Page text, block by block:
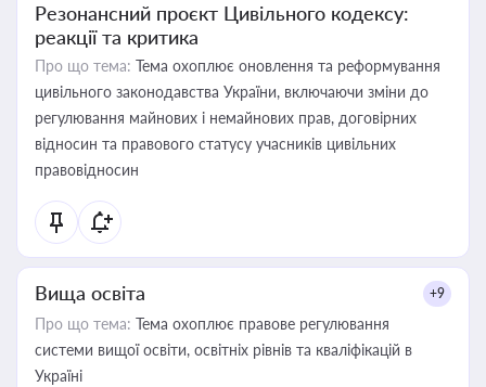
Резонансний проєкт Цивільного кодексу:
реакції та критика
Про що тема: Тема охоплює оновлення та реформування
цивільного законодавства України, включаючи зміни до
регулювання майнових і немайнових прав, договірних
відносин та правового статусу учасників цивільних
правовідносин
Вища освіта +9
Про що тема: Тема охоплює правове регулювання
системи вищої освіти, освітніх рівнів та кваліфікацій в
Україні